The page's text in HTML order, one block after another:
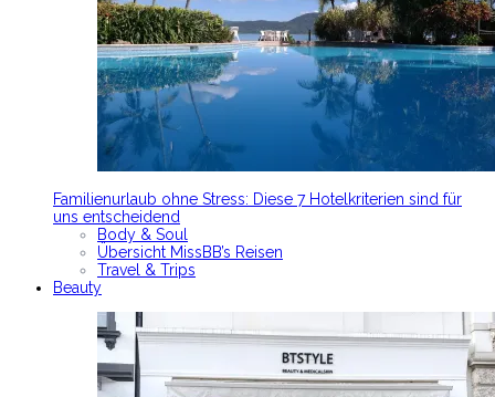
Familienurlaub ohne Stress: Diese 7 Hotelkriterien sind für
uns entscheidend
Body & Soul
Übersicht MissBB’s Reisen
Travel & Trips
Beauty